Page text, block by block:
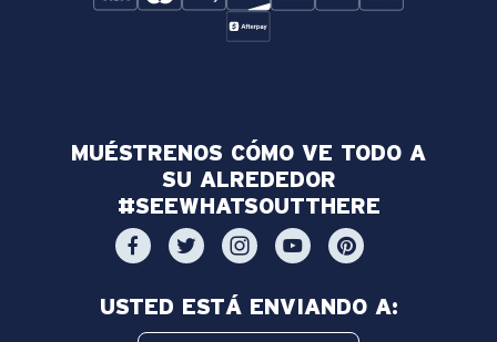
MUÉSTRENOS CÓMO VE TODO A
SU ALREDEDOR
#SEEWHATSOUTTHERE
USTED ESTÁ ENVIANDO A: